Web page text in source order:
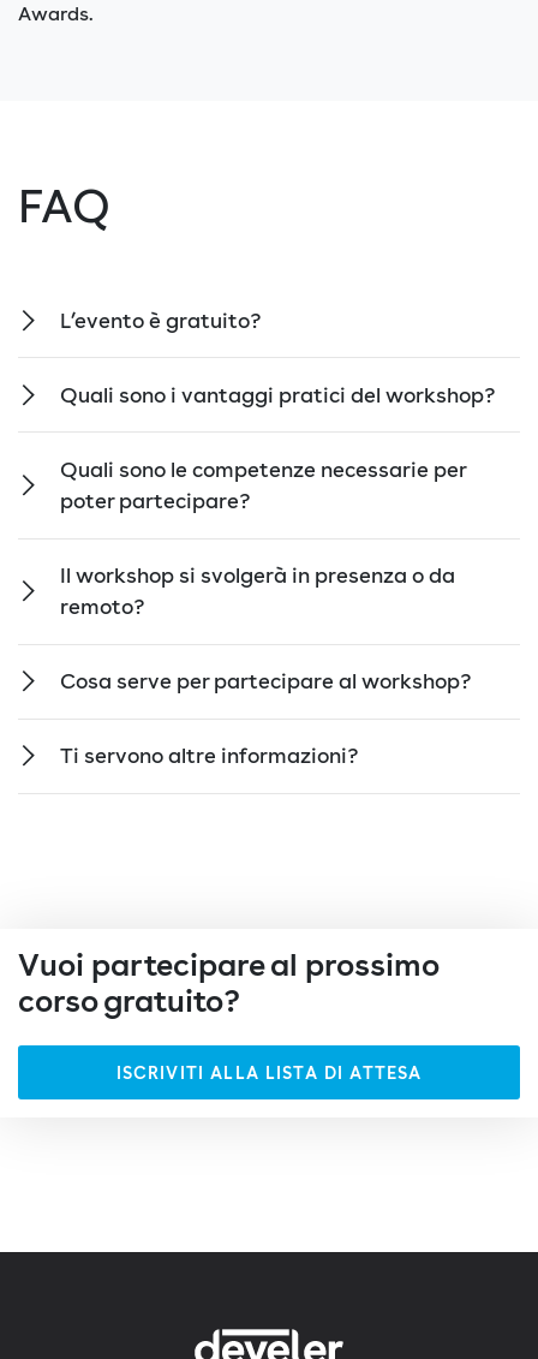
Awards.
FAQ
L’evento è gratuito?
Quali sono i vantaggi pratici del workshop?
Quali sono le competenze necessarie per
poter partecipare?
Il workshop si svolgerà in presenza o da
remoto?
Cosa serve per partecipare al workshop?
Ti servono altre informazioni?
Vuoi partecipare al prossimo
corso gratuito?
ISCRIVITI ALLA LISTA DI ATTESA